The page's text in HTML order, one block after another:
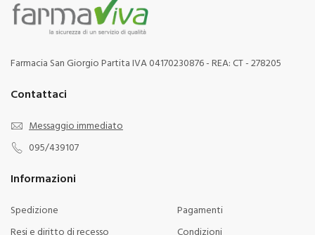
Farmacia San Giorgio Partita IVA 04170230876 - REA: CT - 278205
Contattaci
Messaggio immediato
095/439107
Informazioni
Spedizione
Pagamenti
Resi e diritto di recesso
Condizioni